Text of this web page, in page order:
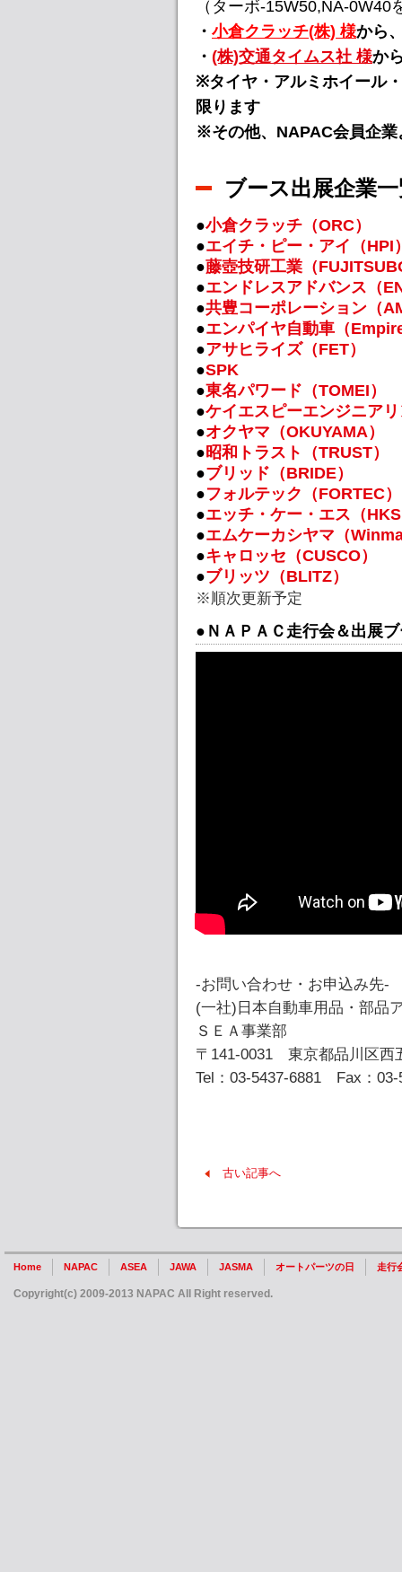
（ターボ-15W50,NA-0W40
・ 小倉クラッチ(株) 様から
・ (株)交通タイムス社 様か
※タイヤ・アルミホイール
限ります
※その他、NAPAC会員企業
ブース出展企業
●小倉クラッチ（ORC）
●エイチ・ピー・アイ（HPI
●藤壺技研工業（
●エンドレスアドバンス（
●共豊コーポレーション（
●エンパイヤ自動車（
●アサヒライズ（FET）
●SPK
●東名パワード（TOMEI）
●ケイエスピーエンジニア
●オクヤマ（OKUYAMA）
● 昭和トラスト（TRUST）
●ブリッド（BRIDE）
●フォルテック（FORTEC）
●エッチ・ケー・エス（
●エムケーカシヤマ（
●キャロッセ（CUSCO）
●ブリッツ（BLITZ）
※順次更新予定
●ＮＡＰＡＣ走行会＆出展
-お問い合わせ・お申込み先-
(一社)日本自動車用品・部品
ＳＥＡ事業部
〒141-0031 東京都品川区西
Tel：03-5437-6881 Fax：03-
古い記事へ
Home NAPAC ASEA JAWA JASMA オートパーツの日 走行
Copyright(c) 2009-2013 NAPAC All Right reserved.